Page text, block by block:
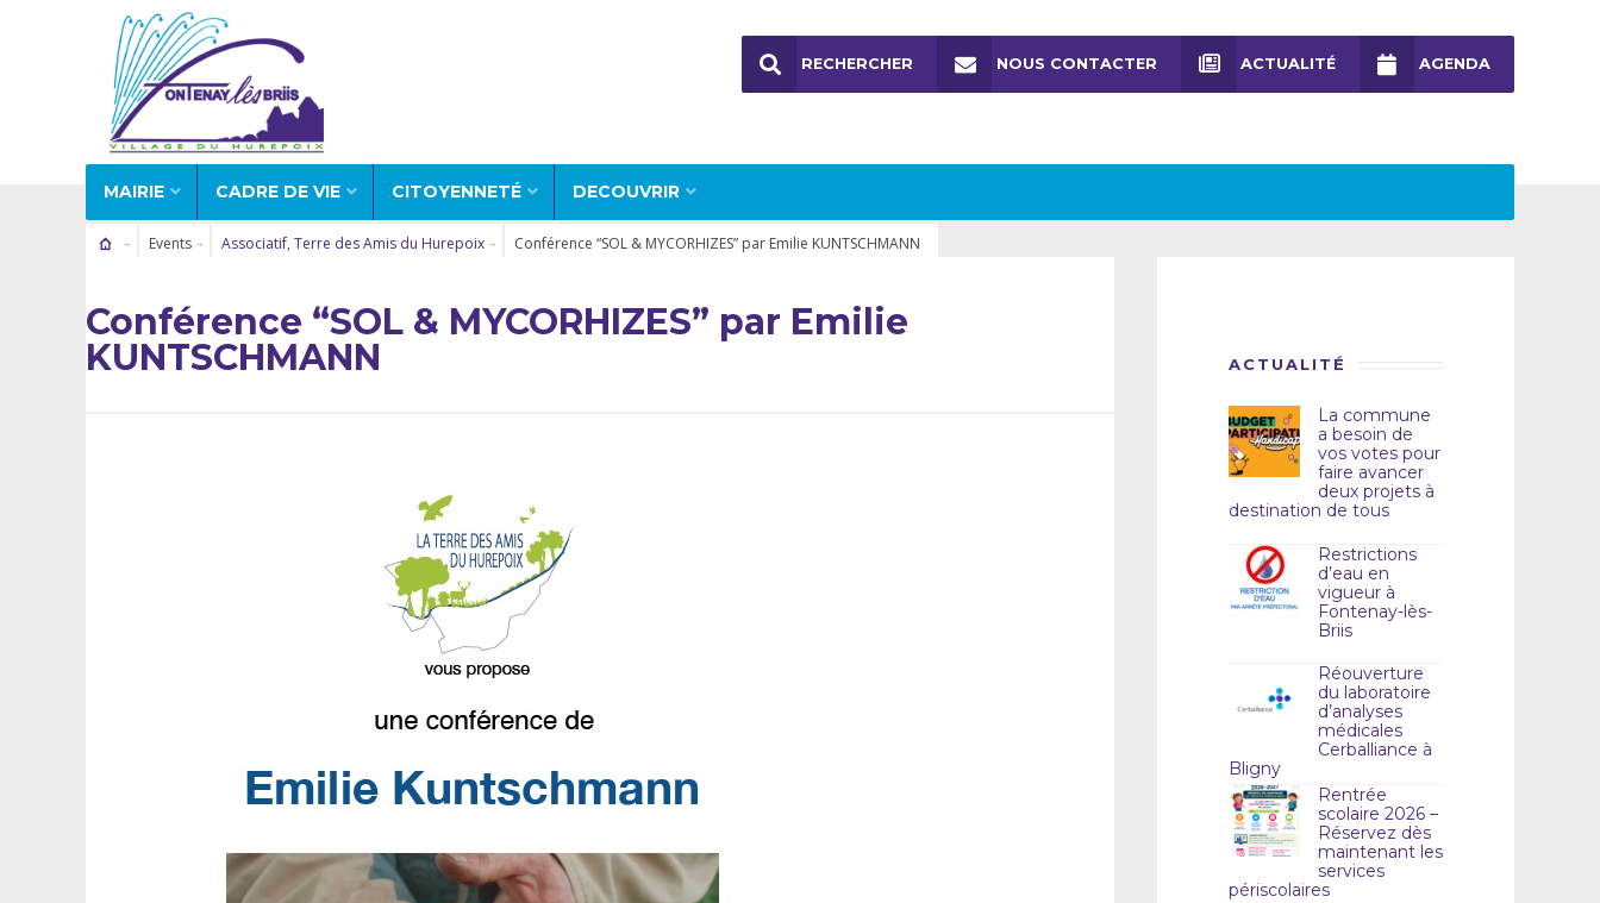
MAIRIE CADRE DE VIE CITOYENNETÉ DECOUVRIR
RECHERCHER NOUS CONTACTER ACTUALITÉ AGENDA
Events Associatif, Terre des Amis du Hurepoix Conférence “SOL & MYCORHIZES” par Emilie KUNTSCHMANN
Conférence “SOL & MYCORHIZES” par Emilie
KUNTSCHMANN
ACTUALITÉ
La commune
a besoin de
vos votes pour
faire avancer
deux projets à
destination de tous
Restrictions
d’eau en
vigueur à
Fontenay-lès-
Briis
Réouverture
du laboratoire
d’analyses
médicales
Cerballiance à
Bligny
Rentrée
scolaire 2026 –
Réservez dès
maintenant les
services
périscolaires